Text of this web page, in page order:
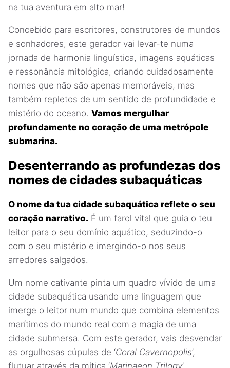
na tua aventura em alto mar!
Concebido para escritores, construtores de mundos
e sonhadores, este gerador vai levar-te numa
jornada de harmonia linguística, imagens aquáticas
e ressonância mitológica, criando cuidadosamente
nomes que não são apenas memoráveis, mas
também repletos de um sentido de profundidade e
mistério do oceano. Vamos mergulhar
profundamente no coração de uma metrópole
submarina.
Desenterrando as profundezas dos
nomes de cidades subaquáticas
O nome da tua cidade subaquática reflete o seu
coração narrativo. É um farol vital que guia o teu
leitor para o seu domínio aquático, seduzindo-o
com o seu mistério e imergindo-o nos seus
arredores salgados.
Um nome cativante pinta um quadro vívido de uma
cidade subaquática usando uma linguagem que
imerge o leitor num mundo que combina elementos
marítimos do mundo real com a magia de uma
cidade submersa. Com este gerador, vais desvendar
as orgulhosas cúpulas de ‘Coral Cavernopolis’,
flutuar através da mítica ‘Marinaeon Trilogy’,